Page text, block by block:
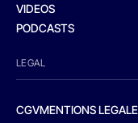
VIDEOS
PODCASTS
LEGAL
CGVMENTIONS